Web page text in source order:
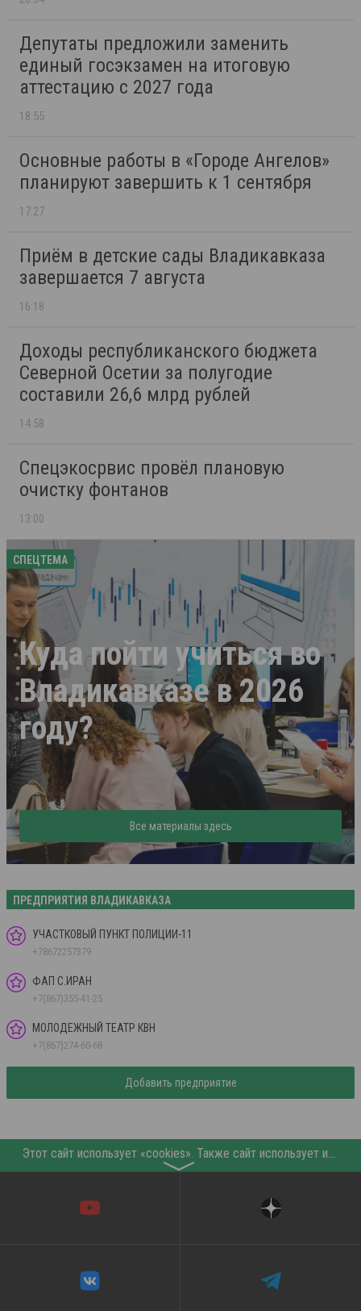
Депутаты предложили заменить
единый госэкзамен на итоговую
аттестацию с 2027 года
18:55
Основные работы в «Городе Ангелов»
планируют завершить к 1 сентября
17:27
Приём в детские сады Владикавказа
завершается 7 августа
16:18
Доходы республиканского бюджета
Северной Осетии за полугодие
составили 26,6 млрд рублей
14:58
Спецэкосрвис провёл плановую
очистку фонтанов
13:00
СПЕЦТЕМА
Куда пойти учиться во
Владикавказе в 2026
году?
Все материалы здесь
ПРЕДПРИЯТИЯ ВЛАДИКАВКАЗА
УЧАСТКОВЫЙ ПУНКТ ПОЛИЦИИ-11
+78672257379
ФАП С.ИРАН
+7(867)355-41-25
МОЛОДЕЖНЫЙ ТЕАТР КВН
+7(867)274-60-68
Добавить предприятие
Этот сайт использует «cookies». Также сайт использует интернет-сервис для сбора технических данных касательно посетителей с целью получения маркетинговой и статистической информации. Условия обработки данных посетителей сайта см.
〉